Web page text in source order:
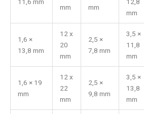
mm
mm
mm
1,6 ×
13,8 mm
12 x
20
mm
2,5 ×
7,8 mm
3,5 ×
11,8
mm
1,6 × 19
mm
12 x
22
mm
2,5 ×
9,8 mm
3,5 ×
13,8
mm